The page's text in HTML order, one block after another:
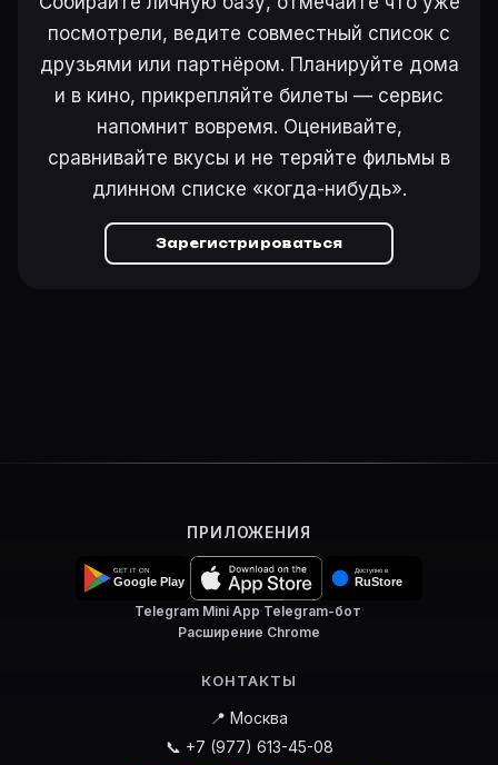
посмотрели, ведите совместный список с
друзьями или партнёром. Планируйте дома
и в кино, прикрепляйте билеты — сервис
напомнит вовремя. Оценивайте,
сравнивайте вкусы и не теряйте фильмы в
длинном списке «когда-нибудь».
Зарегистрироваться
ПРИЛОЖЕНИЯ
Telegram Mini App·Telegram-бот·
Расширение Chrome
КОНТАКТЫ
📍 Москва
📞 +7 (977) 613-45-08